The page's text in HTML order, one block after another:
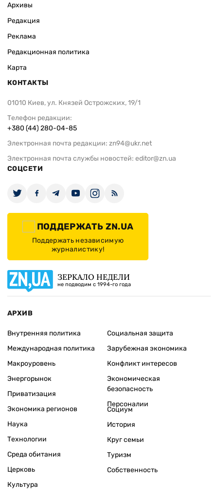
Архивы
Редакция
Реклама
Редакционная политика
Карта
КОНТАКТЫ
01010 Киев, ул. Князей Острожских, 19/1
Телефон редакции:
+380 (44) 280-04-85
Электронная почта редакции: zn94@ukr.net
Электронная почта службы новостей: editor@zn.ua
СОЦСЕТИ
ПОДДЕРЖАТЬ ZN.UA
Поддержать независимую
журналистику!
ЗЕРКАЛО НЕДЕЛИ
не подводим с 1994-го года
АРХИВ
Внутренняя политика
Международная политика
Макроуровень
Энергорынок
Приватизация
Экономика регионов
Социальная защита
Зарубежная экономика
Конфликт интересов
Экономическая
безопасность
Персоналии
Наука
Технологии
Среда обитания
Церковь
Культура
Социум
История
Круг семьи
Туризм
Собственность